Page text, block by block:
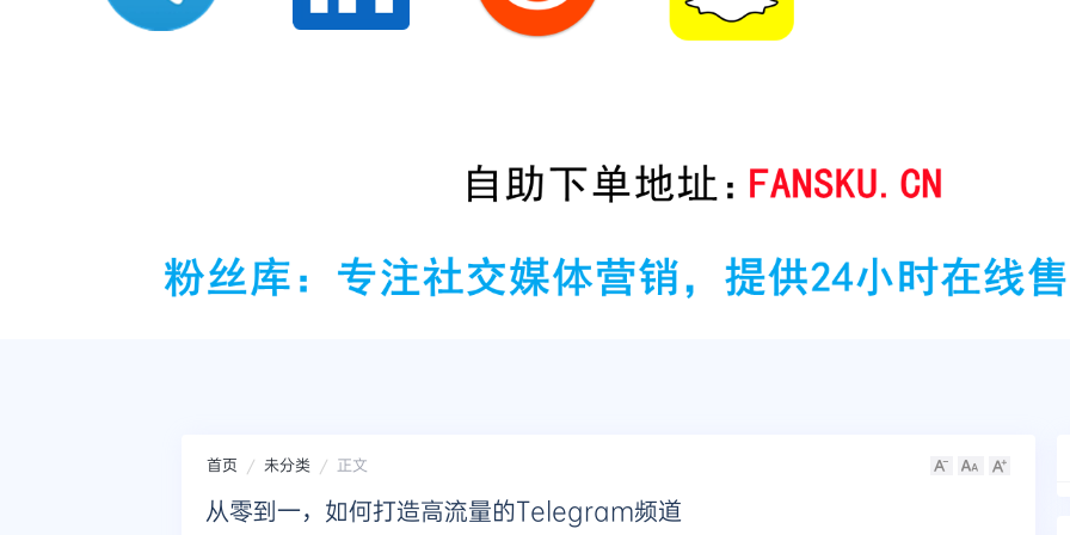
首页 未分类 正文
从零到一，如何打造高流量的Telegram频道